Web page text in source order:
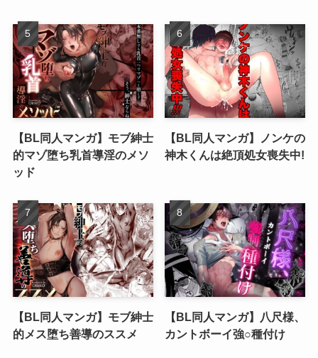
【BL同人マンガ】モブ紳士
的マゾ堕ち乳首導淫のメソ
ッド
【BL同人マンガ】ノンケの
神木くんは絶頂処女喪失中!
【BL同人マンガ】モブ紳士
的メス堕ち善導のススメ
【BL同人マンガ】八尺様、
カントボーイ強○種付け